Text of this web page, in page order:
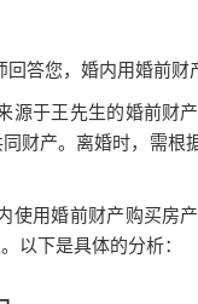
回答您，婚内用婚前财
源于王先生的婚前财
财产。离婚时，需
使用婚前财产购买房
以下是具体的分析：